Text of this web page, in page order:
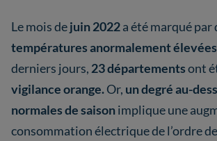
Le mois dejuin 2022a été marqué par
températures anormalement élevées
derniers jours, 23 départementsont
vigilance orange.Or, un degré au-
normales de saisonimplique une
consommation électrique de l’ordre de